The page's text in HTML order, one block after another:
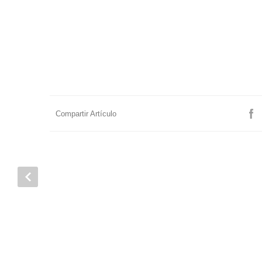
Compartir Artículo